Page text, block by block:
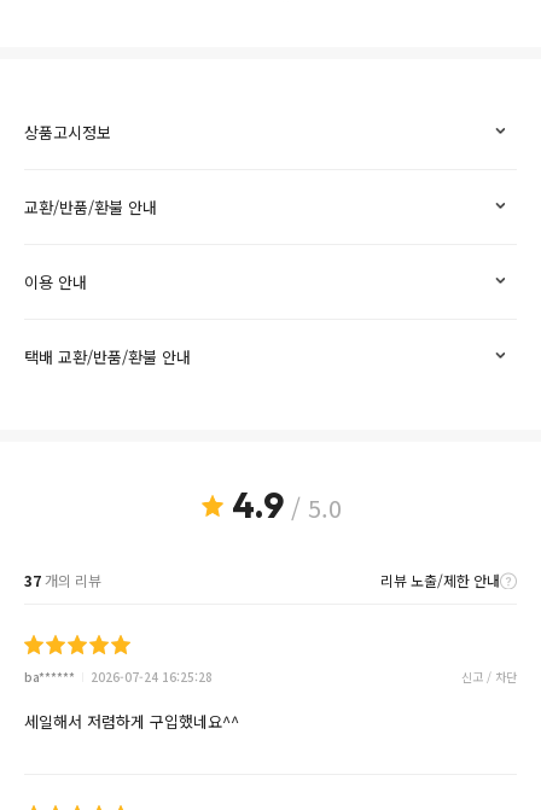
상품고시정보
교환/반품/환불 안내
이용 안내
택배 교환/반품/환불 안내
4.9/ 5.0
37개의 리뷰 리뷰 노출/제한 안내
ba****** 2026-07-24 16:25:28 신고 / 차단
세일해서 저렴하게 구입했네요^^